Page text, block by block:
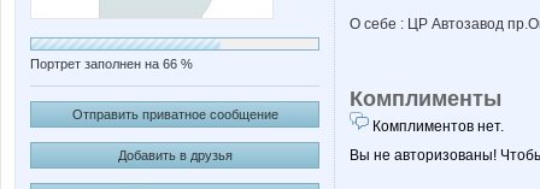
Портрет заполнен на 66 %
Отправить приватное сообщение
Добавить в друзья
О себе : ЦР Автозавод
Комплименты
Комплиментов нет.
Вы не авторизованы!